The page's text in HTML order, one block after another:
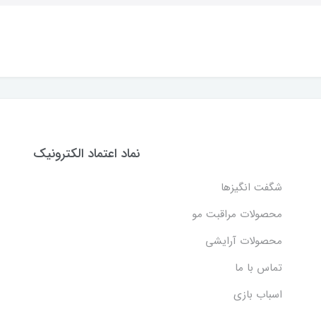
شگفت انگيزها
محصولات مراقبت مو
محصولات آرایشی
تماس با ما
اسباب بازی
نماد اعتماد الکترونیک